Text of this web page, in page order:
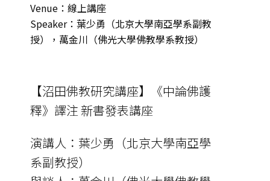
Venue：線上講座
Speaker：葉少勇（北京大學南亞學系副教
授），萬金川（佛光大學佛教學系教授）
【沼田佛教研究講座】《中論佛護
釋》譯注 新書發表講座
演講人：葉少勇（北京大學南亞學
系副教授）